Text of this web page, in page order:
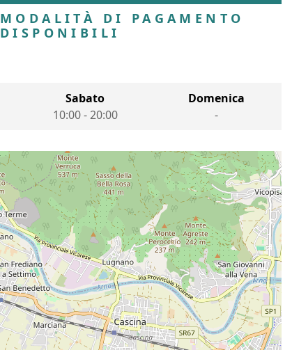
MODALITÀ DI PAGAMENTO
DISPONIBILI
Sabato
10:00-20:00
Domenica
-